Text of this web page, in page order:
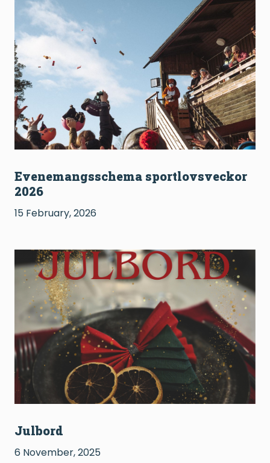
Evenemangsschema sportlovsveckor
2026
15 February, 2026
Julbord
6 November, 2025